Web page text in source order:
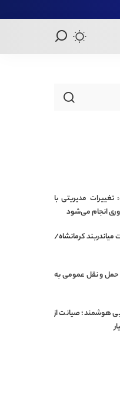
مدیریتی با
انجام می‌شود
میاندربند کرمانشاه/
حمل‌ و نقل عمومی به
هوشمند؛ صیانت از